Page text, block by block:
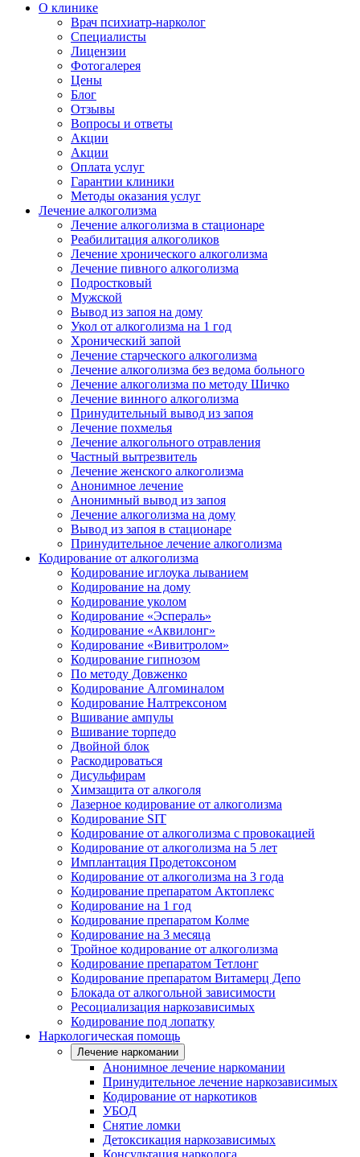
О клинике
Врач психиатр-нарколог
Специалисты
Лицензии
Фотогалерея
Цены
Блог
Отзывы
Вопросы и ответы
Акции
Акции
Оплата услуг
Гарантии клиники
Методы оказания услуг
Лечение алкоголизма
Лечение алкоголизма в стационаре
Реабилитация алкоголиков
Лечение хронического алкоголизма
Лечение пивного алкоголизма
Подростковый
Мужской
Вывод из запоя на дому
Укол от алкоголизма на 1 год
Хронический запой
Лечение старческого алкоголизма
Лечение алкоголизма без ведома больного
Лечение алкоголизма по методу Шичко
Лечение винного алкоголизма
Принудительный вывод из запоя
Лечение похмелья
Лечение алкогольного отравления
Частный вытрезвитель
Лечение женского алкоголизма
Анонимное лечение
Анонимный вывод из запоя
Лечение алкоголизма на дому
Вывод из запоя в стационаре
Принудительное лечение алкоголизма
Кодирование от алкоголизма
Кодирование иглоука лыванием
Кодирование на дому
Кодирование уколом
Кодирование «Эспераль»
Кодирование «Аквилонг»
Кодирование «Вивитролом»
Кодирование гипнозом
По методу Довженко
Кодирование Алгоминалом
Кодирование Налтрексоном
Вшивание ампулы
Вшивание торпедо
Двойной блок
Раскодироваться
Дисульфирам
Химзащита от алкоголя
Лазерное кодирование от алкоголизма
Кодирование SIT
Кодирование от алкоголизма с провокацией
Кодирование от алкоголизма на 5 лет
Имплантация Продетоксоном
Кодирование от алкоголизма на 3 года
Кодирование препаратом Актоплекс
Кодирование на 1 год
Кодирование препаратом Колме
Кодирование на 3 месяца
Тройное кодирование от алкоголизма
Кодирование препаратом Тетлонг
Кодирование препаратом Витамерц Депо
Блокада от алкогольной зависимости
Ресоциализация наркозависимых
Кодирование под лопатку
Наркологическая помощь
Лечение наркомании
Анонимное лечение наркомании
Принудительное лечение наркозависимых
Кодирование от наркотиков
УБОД
Снятие ломки
Детоксикация наркозависимых
Консультация нарколога